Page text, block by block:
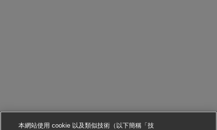
本網站使用 cookie 以及類似技術（以下簡稱「技